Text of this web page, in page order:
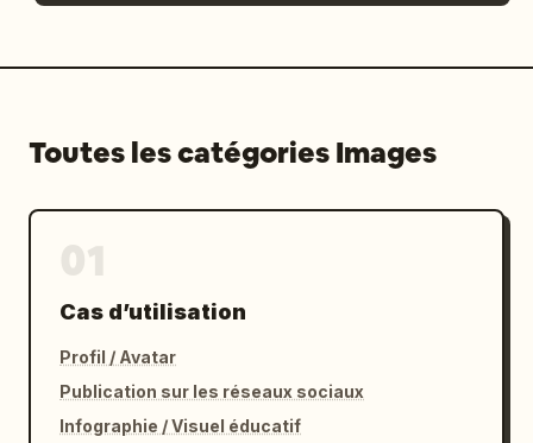
Toutes les catégories Images
Cas d’utilisation
Profil / Avatar
Publication sur les réseaux sociaux
Infographie / Visuel éducatif